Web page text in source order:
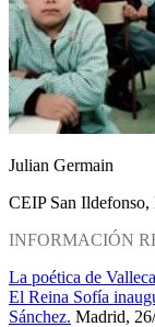
Julian Germain
CEIP San Ildefonso,
INFORMACIÓN
La poética de
El Reina Sofía
Sánchez. Madrid,